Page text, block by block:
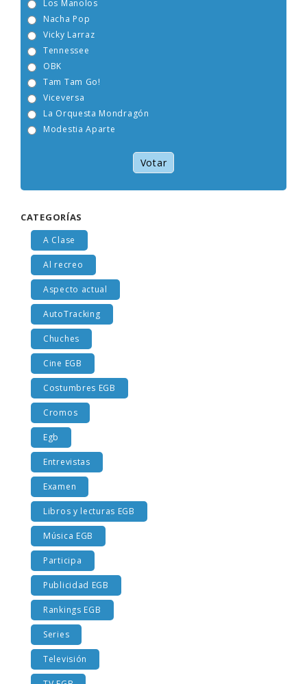
Los Manolos
Nacha Pop
Vicky Larraz
Tennessee
OBK
Tam Tam Go!
Viceversa
La Orquesta Mondragón
Modestia Aparte
Votar
CATEGORÍAS
A Clase
Al recreo
Aspecto actual
AutoTracking
Chuches
Cine EGB
Costumbres EGB
Cromos
Egb
Entrevistas
Examen
Libros y lecturas EGB
Música EGB
Participa
Publicidad EGB
Rankings EGB
Series
Televisión